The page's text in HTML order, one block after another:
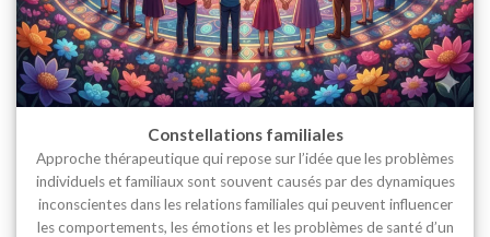
Constellations familiales
Approche thérapeutique qui repose sur l’idée que les problèmes
individuels et familiaux sont souvent causés par des dynamiques
inconscientes dans les relations familiales qui peuvent influencer
les comportements, les émotions et les problèmes de santé d’un